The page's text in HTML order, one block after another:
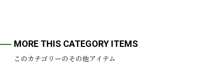
MORE THIS CATEGORY ITEMS
このカテゴリーのその他アイテム